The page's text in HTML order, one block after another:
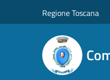
Regione Toscana